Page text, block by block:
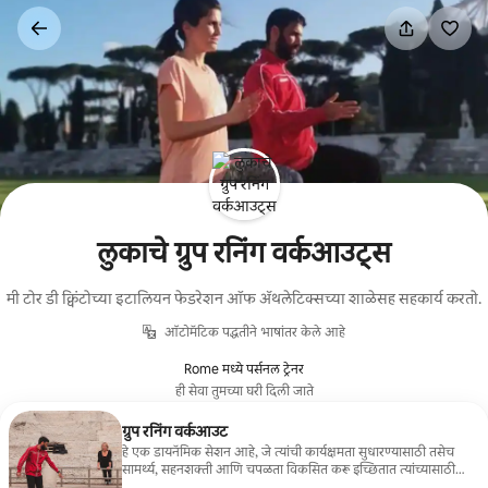
कंटेंटवर
लुकाचे ग्रुप रनिंग वर्कआउट्स
मी टोर डी क्विंटोच्या इटालियन फेडरेशन ऑफ अ‍ॅथलेटिक्सच्या शाळेसह सहकार्य करतो.
ऑटोमॅटिक पद्धतीने भाषांतर केले आहे
Rome मध्ये पर्सनल ट्रेनर
ही सेवा तुमच्या घरी दिली जाते
ग्रुप रनिंग वर्कआउट
हे एक डायनॅमिक सेशन आहे, जे त्यांची कार्यक्षमता सुधारण्यासाठी तसेच
सामर्थ्य, सहनशक्ती आणि चपळता विकसित करू इच्छितात त्यांच्यासाठी